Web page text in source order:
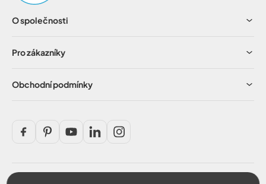
O společnosti
Pro zákazníky
Obchodní podmínky